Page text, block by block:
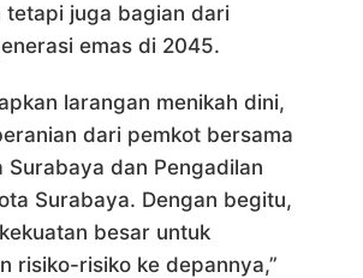
tetapi juga bagian dari
emas di 2045.
larangan menikah dini,
dari pemkot bersama
Surabaya dan Pengadilan
Surabaya. Dengan begitu,
besar untuk
risiko-risiko ke depannya,”